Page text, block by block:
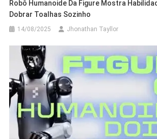
Robô Humanoide Da Figure Mostra
Dobrar Toalhas Sozinho
14/08/2025 Jhonathan Tayllor